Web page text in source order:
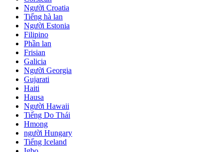
Người Croatia
Tiếng hà lan
Người Estonia
Filipino
Phần lan
Frisian
Galicia
Người Georgia
Gujarati
Haiti
Hausa
Người Hawaii
Tiếng Do Thái
Hmong
người Hungary
Tiếng Iceland